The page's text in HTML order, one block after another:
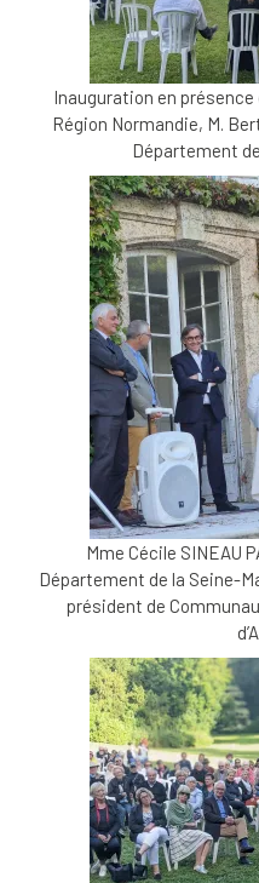
Inauguration en présence
Région Normandie, M.
Département
Mme Cécile SINEAU
Département de la Seine-
président de